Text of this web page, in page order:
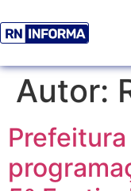
Autor: